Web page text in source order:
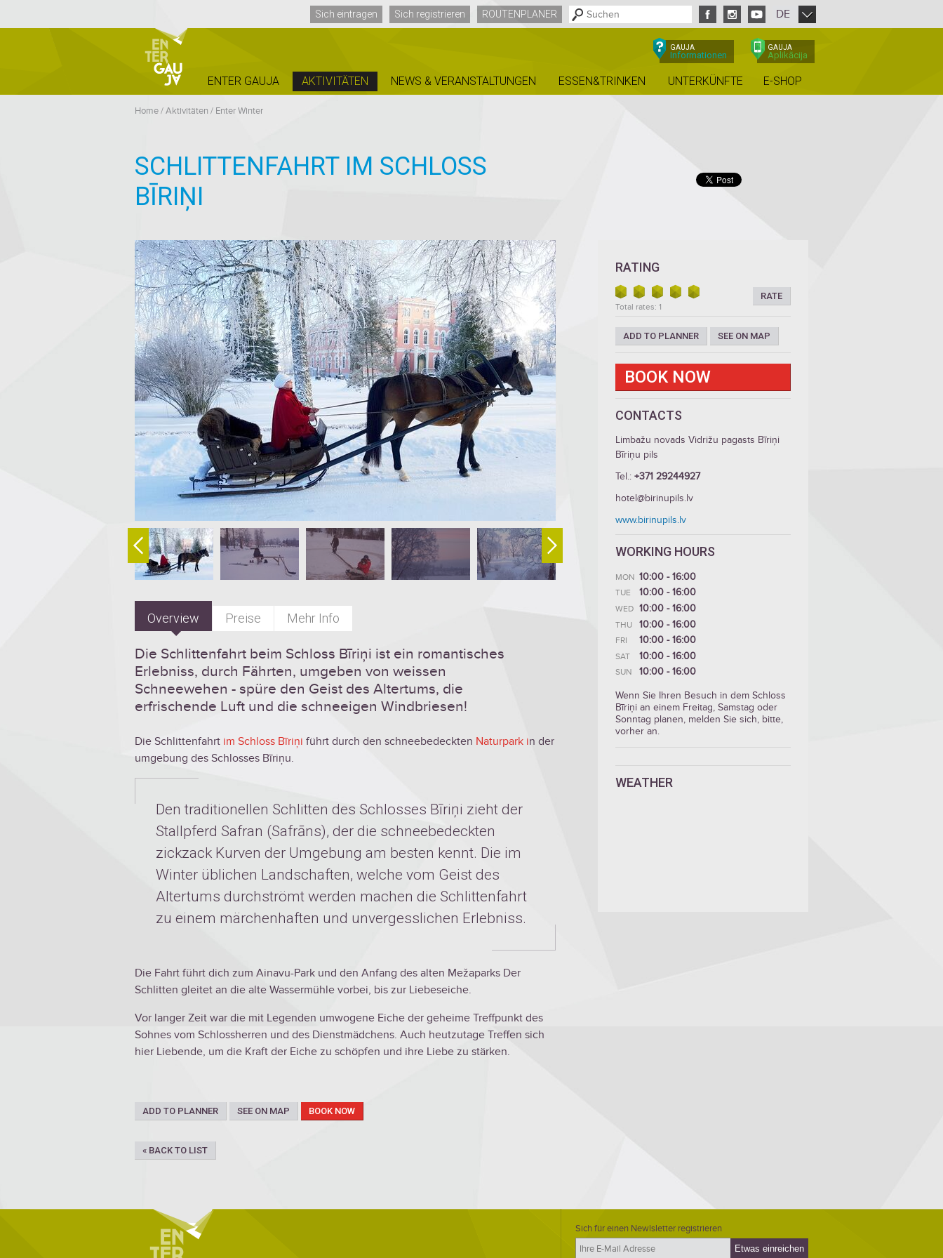
Sich eintragen Sich registrieren ROUTENPLANER DE
GAUJA
Informationen
GAUJA
Aplikācija
ENTER GAUJA AKTIVITÄTEN NEWS & VERANSTALTUNGEN ESSEN&TRINKEN UNTERKÜNFTE E-SHOP
Home/Aktivitäten / Enter Winter
SCHLITTENFAHRT IM SCHLOSS
BĪRIŅI
Overview Preise Mehr Info
Die Schlittenfahrt beim Schloss Bīriņi ist ein romantisches
Erlebniss, durch Fährten, umgeben von weissen
Schneewehen - spüre den Geist des Altertums, die
erfrischende Luft und die schneeigen Windbriesen!
Die Schlittenfahrt im Schloss Bīriņi führt durch den schneebedeckten Naturpark in der
umgebung des Schlosses Bīriņu.
Den traditionellen Schlitten des Schlosses Bīriņi zieht der
Stallpferd Safran (Safrāns), der die schneebedeckten
zickzack Kurven der Umgebung am besten kennt. Die im
Winter üblichen Landschaften, welche vom Geist des
Altertums durchströmt werden machen die Schlittenfahrt
zu einem märchenhaften und unvergesslichen Erlebniss.
Die Fahrt führt dich zum Ainavu-Park und den Anfang des alten Mežaparks Der
Schlitten gleitet an die alte Wassermühle vorbei, bis zur Liebeseiche.
Vor langer Zeit war die mit Legenden umwogene Eiche der geheime Treffpunkt des
Sohnes vom Schlossherren und des Dienstmädchens. Auch heutzutage Treffen sich
hier Liebende, um die Kraft der Eiche zu schöpfen und ihre Liebe zu stärken.
ADD TO PLANNER SEE ON MAP BOOK NOW
« BACK TO LIST
RATING
RATE
Total rates: 1
ADD TO PLANNER SEE ON MAP
BOOK NOW
CONTACTS
Limbažu novads Vidrižu pagasts Bīriņi
Bīriņu pils
Tel.: +371 29244927
hotel@birinupils.lv
www.birinupils.lv
WORKING HOURS
MON 10:00 - 16:00
TUE 10:00 - 16:00
WED 10:00 - 16:00
THU 10:00 - 16:00
FRI 10:00 - 16:00
SAT 10:00 - 16:00
SUN
10:00 - 16:00
Wenn Sie Ihren Besuch in dem Schloss
Bīriņi an einem Freitag, Samstag oder
Sonntag planen, melden Sie sich, bitte,
vorher an.
WEATHER
Sich für einen Newlsletter registrieren